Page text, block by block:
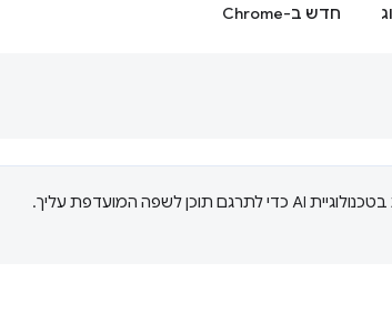
חדש ב-Chrome
‫Google משתמשת בטכנולוגיית AI כדי לתרגם תוכן לשפה המועדפת עליך.